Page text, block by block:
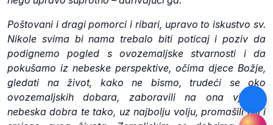
Poštovani i dragi pomorci i ribari, upravo to iskustvo sv.
Nikole svima bi nama trebalo biti poticaj i poziv da
podignemo pogled s ovozemaljske stvarnosti i da
pokušamo iz nebeske perspektive, očima djece Božje,
gledati na život, kako ne bismo, trudeći se oko
ovozemaljskih dobara, zaboravili na ona vječna,
nebeska dobra te tako, uz najbolju volju, promašili cilj i